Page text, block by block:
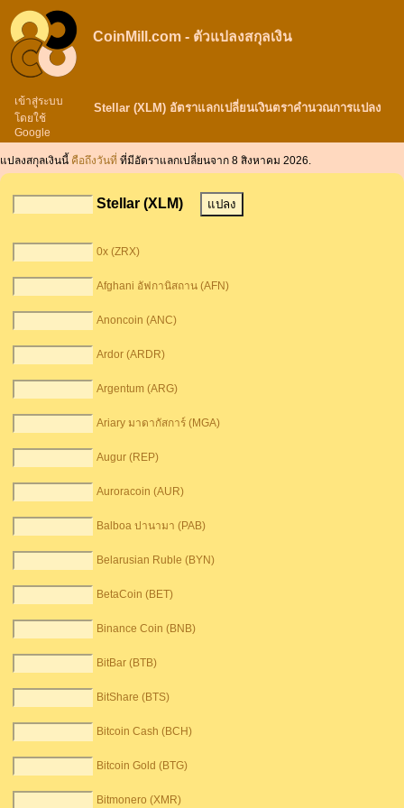
เข้าสู่ระบบ
โดยใช้
Google
CoinMill.com - ตัวแปลงสกุลเงิน
Stellar (XLM) อัตราแลกเปลี่ยนเงินตราคำนวณการแปลง
แปลงสกุลเงินนี้ คือถึงวันที่ ที่มีอัตราแลกเปลี่ยนจาก 8 สิงหาคม 2026.
Stellar (XLM)
0x (ZRX)
Afghani อัฟกานิสถาน (AFN)
Anoncoin (ANC)
Ardor (ARDR)
Argentum (ARG)
Ariary มาดากัสการ์ (MGA)
Augur (REP)
Auroracoin (AUR)
Balboa ปานามา (PAB)
Belarusian Ruble (BYN)
BetaCoin (BET)
Binance Coin (BNB)
BitBar (BTB)
BitShare (BTS)
Bitcoin Cash (BCH)
Bitcoin Gold (BTG)
Bitmonero (XMR)